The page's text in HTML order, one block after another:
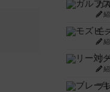
ガ
モ
リ
ブ